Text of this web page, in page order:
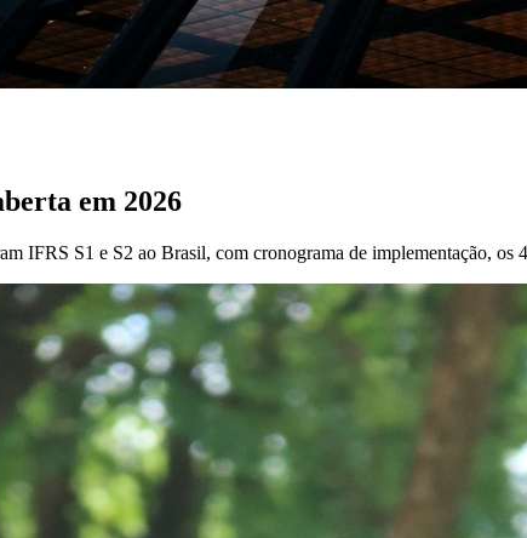
em 2026
IFRS S1 e S2 ao Brasil, com cronograma de implementação, os